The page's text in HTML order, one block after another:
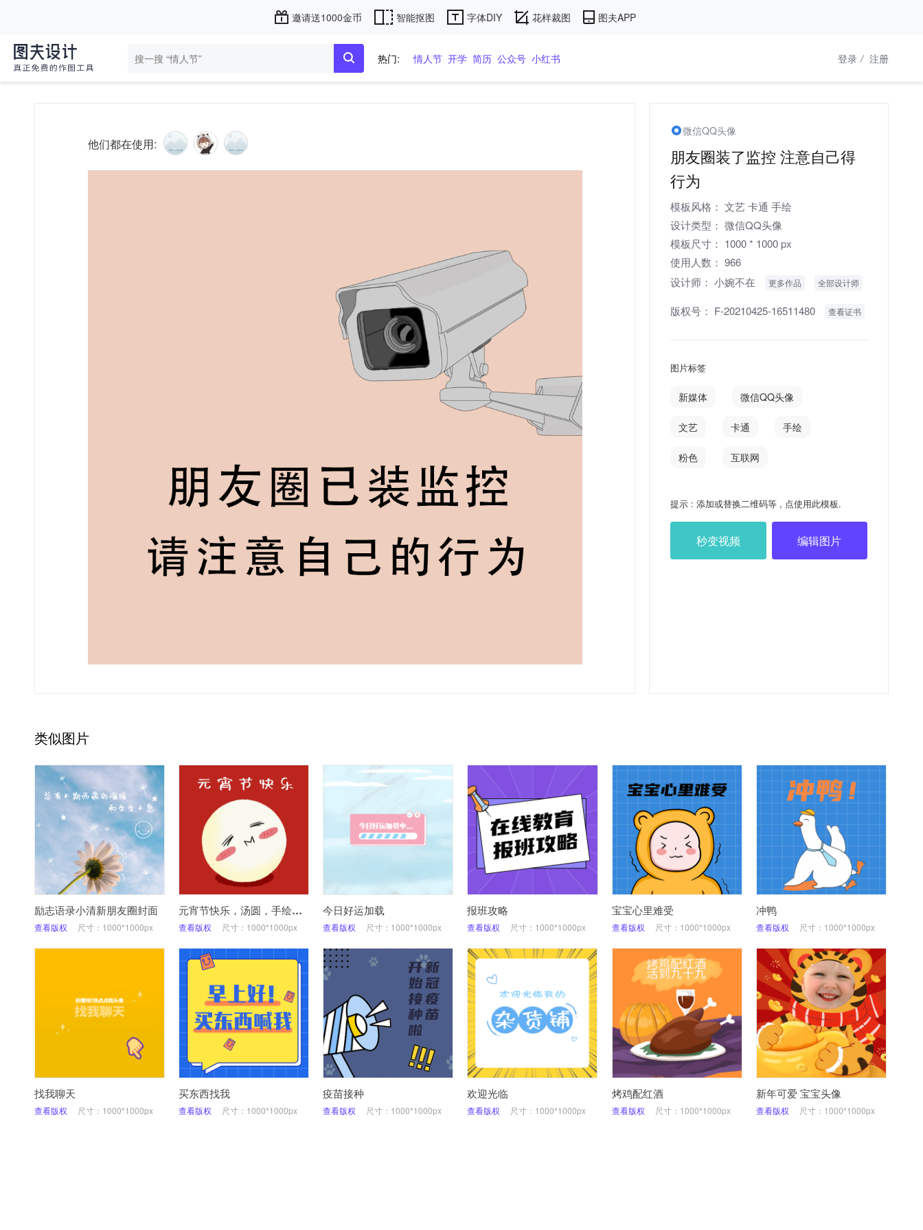
邀请送1000金币 智能抠图 字体DIY 花样裁图 图夫APP
热门: 情人节 开学 简历 公众号 小红书 登录 / 注册
他们都在使用:
微信QQ头像
朋友圈装了监控 注意自己得
行为
模板风格： 文艺卡通 手绘
设计类型： 微信QQ头像
模板尺寸： 1000 * 1000 px
使用人数： 966
设计师： 小婉不在 更多作品 全部设计师
版权号： F-20210425-16511480 查看证书
图片标签
新媒体 微信QQ头像
文艺 卡通 手绘
粉色 互联网
提示 : 添加或替换二维码等 , 点使用此模板.
秒变视频 编辑图片
类似图片
励志语录小清新朋友圈封面
查看版权 尺寸：1000*1000px
元宵节快乐，汤圆，手绘插画
查看版权 尺寸：1000*1000px
今日好运加载
查看版权 尺寸：1000*1000px
报班攻略
查看版权 尺寸：1000*1000px
宝宝心里难受
查看版权 尺寸：1000*1000px
冲鸭
查看版权 尺寸：1000*1000px
找我聊天
查看版权 尺寸：1000*1000px
买东西找我
查看版权 尺寸：1000*1000px
疫苗接种
查看版权 尺寸：1000*1000px
欢迎光临
查看版权 尺寸：1000*1000px
烤鸡配红酒
查看版权 尺寸：1000*1000px
新年可爱 宝宝头像
查看版权 尺寸：1000*1000px